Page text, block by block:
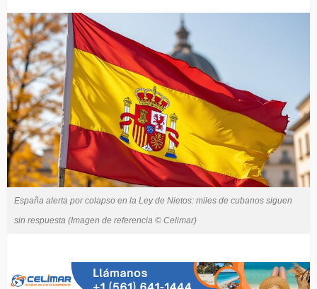
España alerta por colapso en la Ley de Nietos: miles de cubanos siguen
sin respuesta (Imagen de referencia © Celimar)